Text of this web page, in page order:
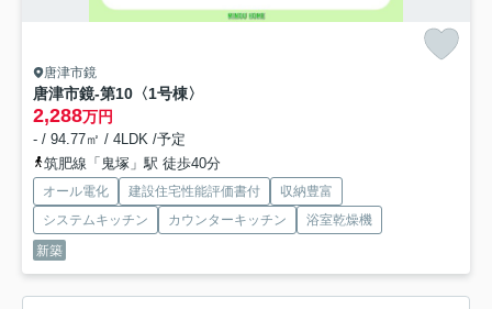
唐津市鏡
唐津市鏡-第10 〈1号棟〉
2,288万円
- / 94.77㎡ / 4LDK /予定
筑肥線「鬼塚」駅 徒歩40分
オール電化 建設住宅性能評価書付
収納豊富
システムキッチン
カウンターキッチン
浴室乾燥機
新築